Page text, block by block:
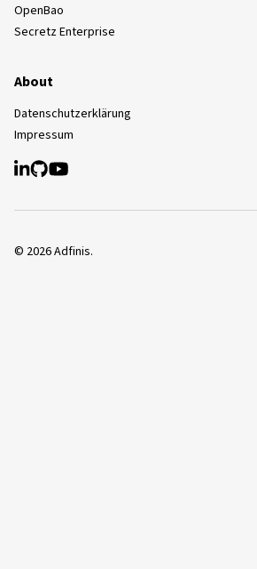
OpenBao
Secretz Enterprise
About
Datenschutzerklärung
Impressum
© 2026Adfinis.